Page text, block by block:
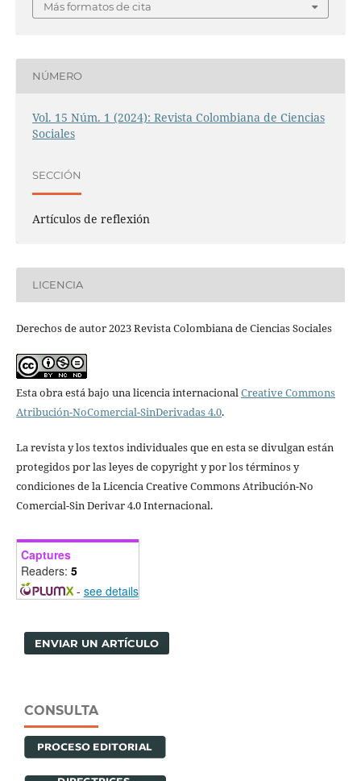
Más formatos de cita
NÚMERO
Vol. 15 Núm. 1 (2024): Revista Colombiana de Ciencias
Sociales
SECCIÓN
Artículos de reflexión
LICENCIA
Derechos de autor 2023 Revista Colombiana de Ciencias Sociales
Esta obra está bajo una licencia internacionalCreative Commons
Atribución-NoComercial-SinDerivadas 4.0.
La revista y los textos individuales que en esta se divulgan están
protegidos por las leyes de copyright y por los términos y
condiciones de la Licencia Creative Commons Atribución-No
Comercial-Sin Derivar 4.0 Internacional.
Captures
Readers: 5
- see details
ENVIAR UN ARTÍCULO
CONSULTA